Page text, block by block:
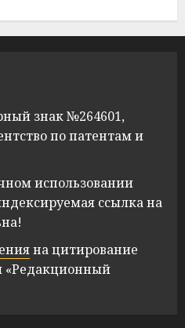
знак №264601,
по патентам и
использовании
ссылка на
на цитирование
«Редакционный